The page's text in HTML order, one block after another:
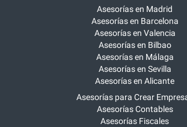
Asesorías en Madrid
Asesorías en Barcelona
Asesorías en Valencia
Asesorías en Bilbao
Asesorías en Málaga
Asesorías en Sevilla
Asesorías en Alicante
Asesorías para Crear
Asesorías Contables
Asesorías Fiscales